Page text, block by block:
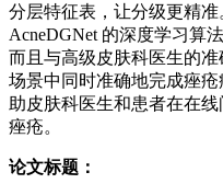
分层特征表，让分级更精准
AcneDGNet 的深度学习算
而且与高级皮肤科医生的
场景中同时准确地完成痤
助皮肤科医生和患者在在
痤疮。
论文标题：